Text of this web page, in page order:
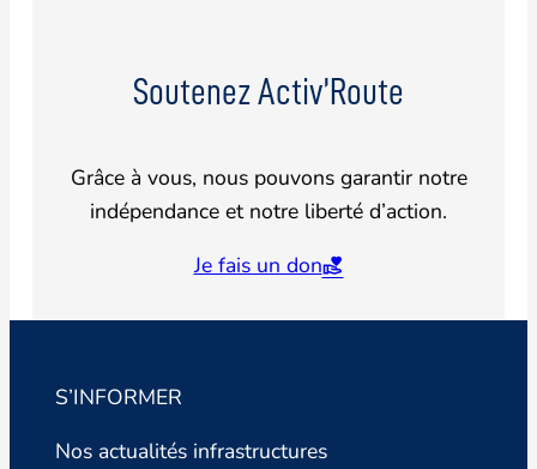
Soutenez Activ’Route
Grâce à vous, nous pouvons garantir notre
indépendance et notre liberté d’action.
Je fais un don
S’INFORMER
Nos actualités infrastructures